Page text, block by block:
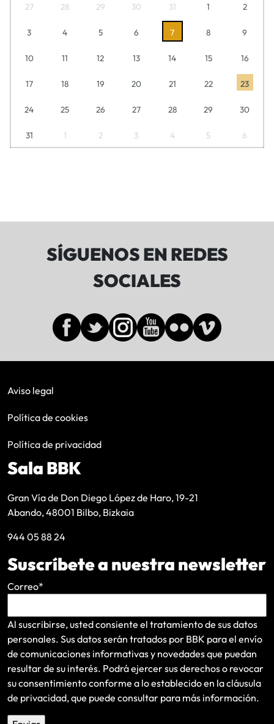
27 28 29 30 31 1 2
3 4 5 6 7 8 9
10 11 12 13 14 15 16
17 18 19 20 21 22 23
24 25 26 27 28 29 30
31 1 2 3 4 5 6
SÍGUENOS EN REDES
SOCIALES
Aviso legal
Política de cookies
Política de privacidad
Sala BBK
Gran Vía de Don Diego López de Haro, 19-21
Abando, 48001 Bilbo, Bizkaia
944 05 88 24
Suscríbete a nuestra newsletter
Correo*
Al suscribirse, usted consiente el tratamiento de sus datos
personales. Sus datos serán tratados por BBK para el envío
de comunicaciones informativas y novedades que puedan
resultar de su interés. Podrá ejercer sus derechos o revocar
su consentimiento conforme a lo establecido en lacláusula
de privacidad, que puede consultar para más información.